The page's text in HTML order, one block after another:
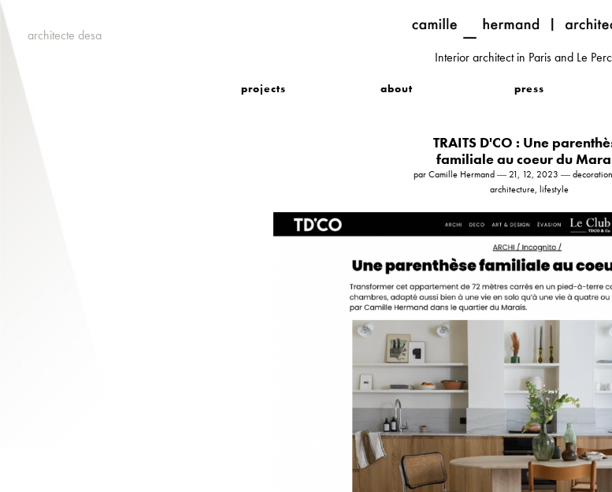
architecte desa
Interior architect in Paris and Le
projects about press
TRAITS D'CO : Une
familiale au coeur du
par Camille Hermand ― 21, 12, 2023 ―
architecture, lifestyle